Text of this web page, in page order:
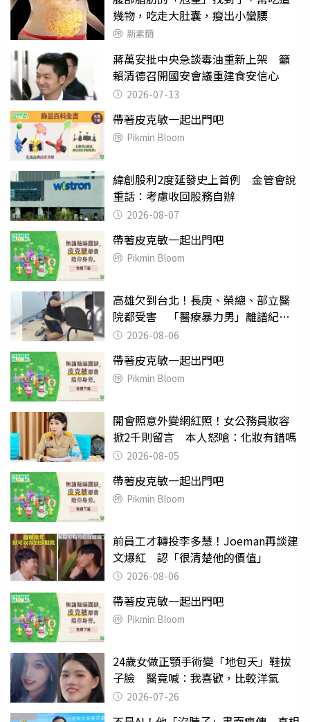
幾物，吃走大肚囊，瘦出小蠻腰
新素簡
蔣萬安批中央急談毒油重新上架 籲
賴清德召開國安會議重建食安信心
2026-07-13
帶著皮克敏一起出門吧
Pikmin Bloom
緯創股利2度延發史上首例 金管會說
重話：考慮收回股務自辦
2026-08-07
帶著皮克敏一起出門吧
Pikmin Bloom
高雄欠到台北！長庚、榮總、部立醫
院都受害 「醫療暴力男」離譜紀錄
曝光2026-08-06
帶著皮克敏一起出門吧
Pikmin Bloom
開會照意外變網紅照！女公務員妝容
掀2千則留言 本人怒嗆：化妝有錯嗎
2026-08-05
帶著皮克敏一起出門吧
Pikmin Bloom
前員工才轉投李多慧！Joeman再談建
文爆紅 認「很清楚他的價值」
2026-08-06
帶著皮克敏一起出門吧
Pikmin Bloom
24歲女做正顎手術變「地包天」鞋拔
子臉 醫竟喊：我喜歡，比較洋氣
2026-07-26